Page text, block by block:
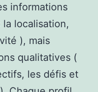
informations
localisation,
), mais
qualitatives (
les défis et